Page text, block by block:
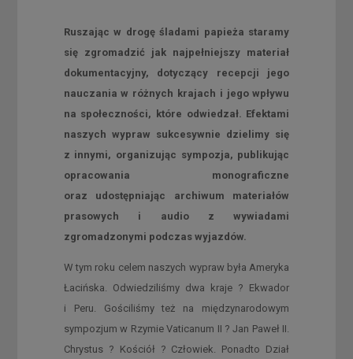
Ruszając w drogę śladami papieża staramy
się zgromadzić jak najpełniejszy materiał
dokumentacyjny, dotyczący recepcji jego
nauczania w różnych krajach i jego wpływu
na społeczności, które odwiedzał. Efektami
naszych wypraw sukcesywnie dzielimy się
z innymi, organizując sympozja, publikując
opracowania monograficzne
oraz udostępniając archiwum materiałów
prasowych i audio z wywiadami
zgromadzonymi podczas wyjazdów.
W tym roku celem naszych wypraw była Ameryka
Łacińska. Odwiedziliśmy dwa kraje ? Ekwador
i Peru. Gościliśmy też na międzynarodowym
sympozjum w Rzymie Vaticanum II ? Jan Paweł II.
Chrystus ? Kościół ? Człowiek. Ponadto Dział